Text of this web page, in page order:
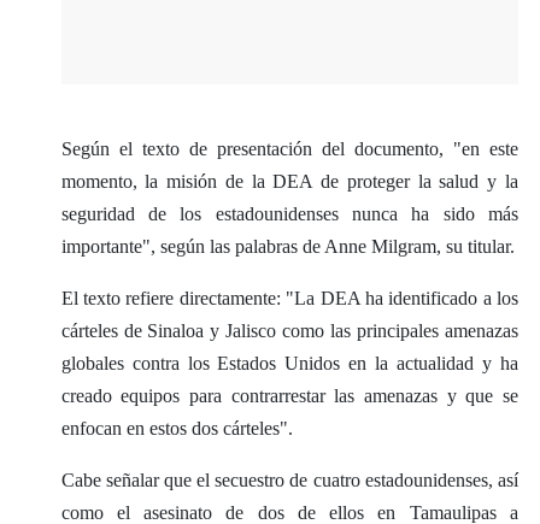
Según el texto de presentación del documento, "en este
momento, la misión de la DEA de proteger la salud y la
seguridad de los estadounidenses nunca ha sido más
importante", según las palabras de Anne Milgram, su titular.
El texto refiere directamente: "La DEA ha identificado a los
cárteles de Sinaloa y Jalisco como las principales amenazas
globales contra los Estados Unidos en la actualidad y ha
creado equipos para contrarrestar las amenazas y que se
enfocan en estos dos cárteles".
Cabe señalar que el secuestro de cuatro estadounidenses, así
como el asesinato de dos de ellos en Tamaulipas a